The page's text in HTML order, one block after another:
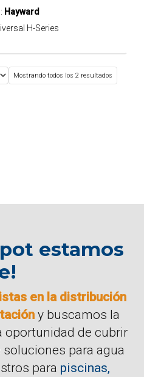
Hayward
H-Series
Mostrando todos los 2 resultados
estamos
en la distribución
y buscamos la
oportunidad de cubrir
para agua
para piscinas,